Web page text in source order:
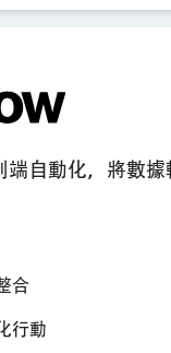
端自動化，將數據
合
行動